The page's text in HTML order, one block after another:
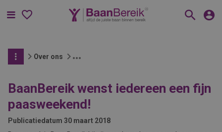
Menu
Over ons
BaanBereik wenst iedereen een fijn
paasweekend!
Publicatiedatum 30 maart 2018